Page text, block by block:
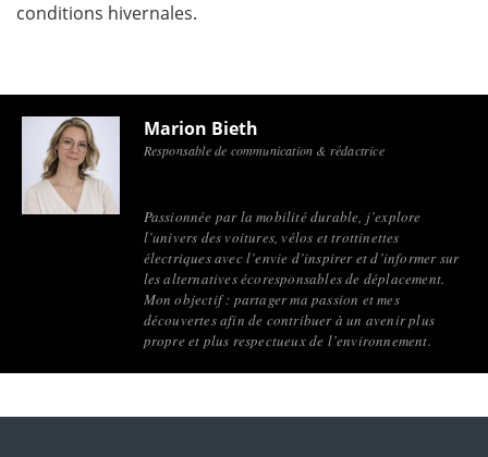
conditions hivernales.
Marion Bieth
Responsable de communication & rédactrice
Passionnée par la mobilité durable, j’explore
l’univers des voitures, vélos et trottinettes
électriques avec l’envie d’inspirer et d’informer sur
les alternatives écoresponsables de déplacement.
Mon objectif : partager ma passion et mes
découvertes afin de contribuer à un avenir plus
propre et plus respectueux de l’environnement.